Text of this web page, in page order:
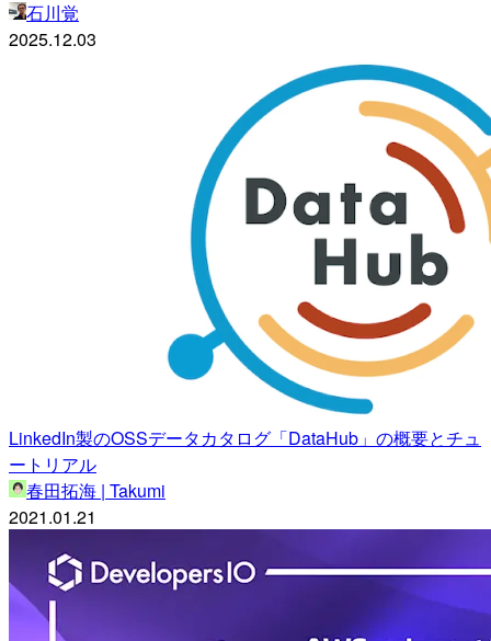
石川覚
2025.12.03
LinkedIn製のOSSデータカタログ「DataHub」の概要とチュ
ートリアル
春田拓海 | Takumi
2021.01.21